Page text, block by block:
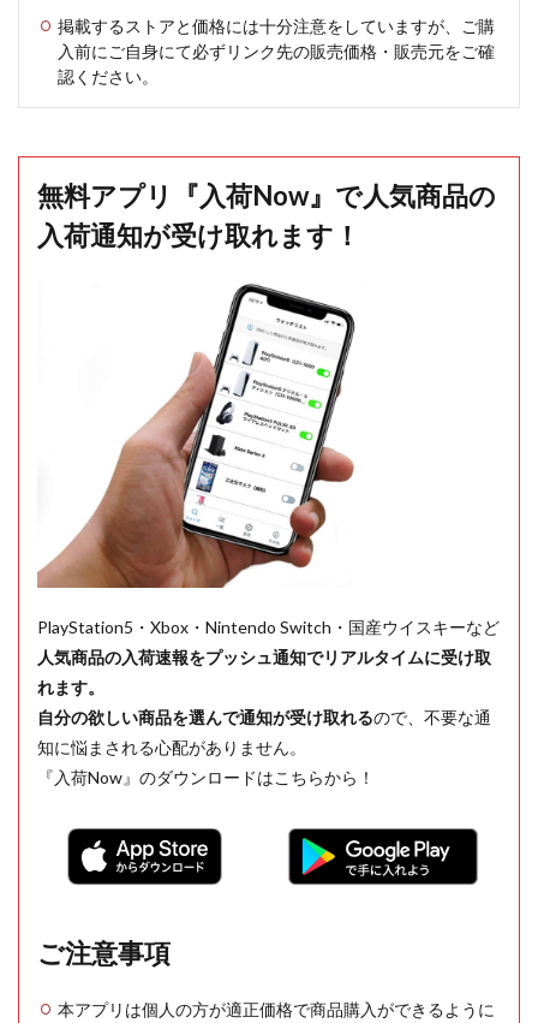
掲載するストアと価格には十分注意をしていますが、ご購
入前にご自身にて必ずリンク先の販売価格・販売元をご確
認ください。
無料アプリ『入荷Now』で人気商品の
入荷通知が受け取れます！
PlayStation5・Xbox・Nintendo Switch・国産ウイスキーなど
人気商品の入荷速報をプッシュ通知でリアルタイムに受け取
れます。
自分の欲しい商品を選んで通知が受け取れるので、不要な通
知に悩まされる心配がありません。
『入荷Now』のダウンロードはこちらから！
ご注意事項
本アプリは個人の方が適正価格で商品購入ができるように